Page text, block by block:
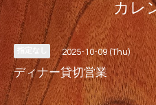
カレ
2025-10-09 (Thu)
ディナー貸切営業